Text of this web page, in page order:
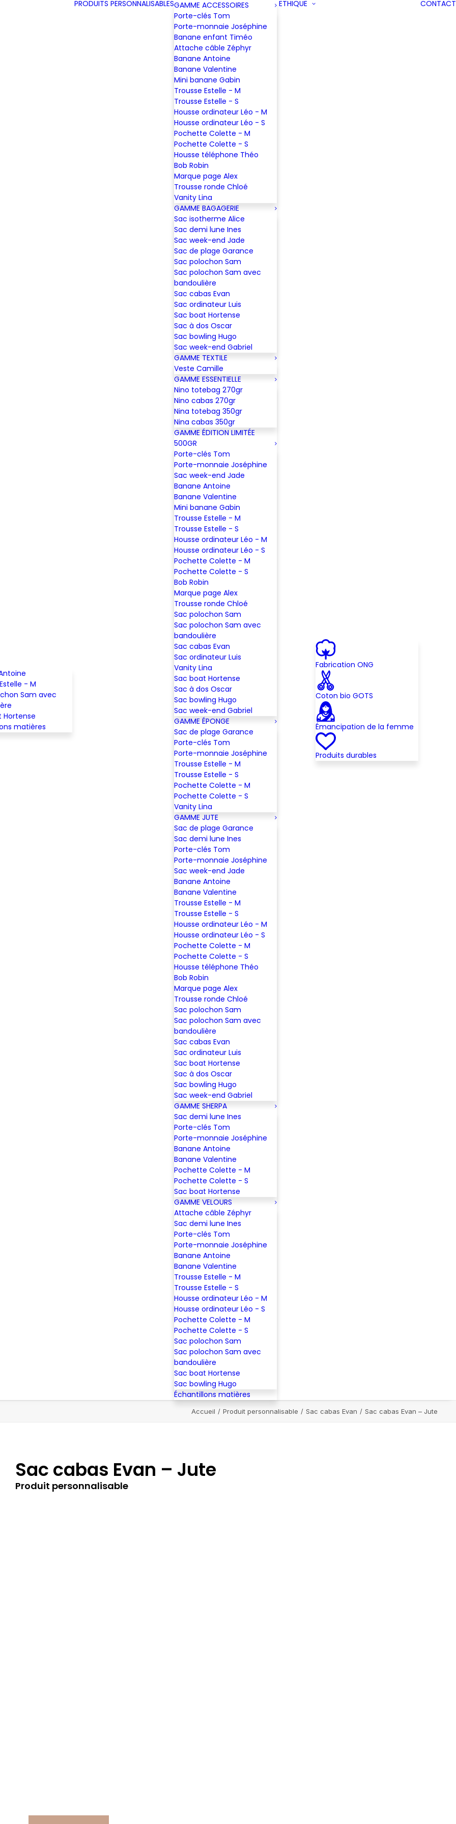
- M
Sam avec
Hortense
matières
PRODUITS PERSONNALISABLESGAMME ACCESSOIRES
Porte-clés Tom
Porte-monnaie Joséphine
Banane enfant Timéo
Attache câble Zéphyr
Banane Antoine
Banane Valentine
Mini banane Gabin
Trousse Estelle - M
Trousse Estelle - S
Housse ordinateur Léo - M
Housse ordinateur Léo - S
Pochette Colette - M
Pochette Colette - S
Housse téléphone Théo
Bob Robin
Marque page Alex
Trousse ronde Chloé
Vanity Lina
GAMME BAGAGERIE
Sac isotherme Alice
Sac demi lune Ines
Sac week-end Jade
Sac de plage Garance
Sac polochon Sam
Sac polochon Sam avec
bandoulière
Sac cabas Evan
Sac ordinateur Luis
Sac boat Hortense
Sac à dos Oscar
Sac bowling Hugo
Sac week-end Gabriel
GAMME TEXTILE
Veste Camille
GAMME ESSENTIELLE
Nino totebag 270gr
Nino cabas 270gr
Nina totebag 350gr
Nina cabas 350gr
GAMME ÉDITION LIMITÉE
500GR
Porte-clés Tom
Porte-monnaie Joséphine
Sac week-end Jade
Banane Antoine
Banane Valentine
Mini banane Gabin
Trousse Estelle - M
Trousse Estelle - S
Housse ordinateur Léo - M
Housse ordinateur Léo - S
Pochette Colette - M
Pochette Colette - S
Bob Robin
Marque page Alex
Trousse ronde Chloé
Sac polochon Sam
Sac polochon Sam avec
bandoulière
Sac cabas Evan
Sac ordinateur Luis
Vanity Lina
Sac boat Hortense
Sac à dos Oscar
Sac bowling Hugo
Sac week-end Gabriel
GAMME ÉPONGE
Sac de plage Garance
Porte-clés Tom
Porte-monnaie Joséphine
Trousse Estelle - M
Trousse Estelle - S
Pochette Colette - M
Pochette Colette - S
Vanity Lina
GAMME JUTE
Sac de plage Garance
Sac demi lune Ines
Porte-clés Tom
Porte-monnaie Joséphine
Sac week-end Jade
Banane Antoine
Banane Valentine
Trousse Estelle - M
Trousse Estelle - S
Housse ordinateur Léo - M
Housse ordinateur Léo - S
Pochette Colette - M
Pochette Colette - S
Housse téléphone Théo
Bob Robin
Marque page Alex
Trousse ronde Chloé
Sac polochon Sam
Sac polochon Sam avec
bandoulière
Sac cabas Evan
Sac ordinateur Luis
Sac boat Hortense
Sac à dos Oscar
Sac bowling Hugo
Sac week-end Gabriel
GAMME SHERPA
Sac demi lune Ines
Porte-clés Tom
Porte-monnaie Joséphine
Banane Antoine
Banane Valentine
Pochette Colette - M
Pochette Colette - S
Sac boat Hortense
GAMME VELOURS
Attache câble Zéphyr
Sac demi lune Ines
Porte-clés Tom
Porte-monnaie Joséphine
Banane Antoine
Banane Valentine
Trousse Estelle - M
Trousse Estelle - S
Housse ordinateur Léo - M
Housse ordinateur Léo - S
Pochette Colette - M
Pochette Colette - S
Sac polochon Sam
Sac polochon Sam avec
bandoulière
Sac boat Hortense
Sac bowling Hugo
Échantillons matières
ETHIQUE
Fabrication ONG
Coton bio GOTS
Émancipation de la femme
Produits durables
CONTACT
Accueil Produit personnalisable Sac cabas Evan Sac cabas Evan – Jute
Sac cabas Evan – Jute
Produit personnalisable